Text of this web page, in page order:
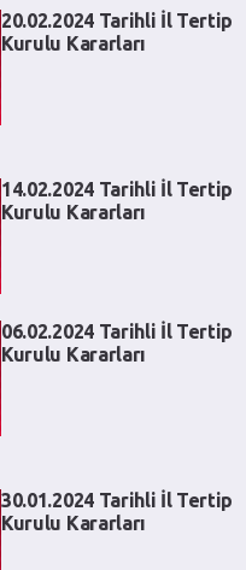
20.02.2024 Tarihli İl Tertip
Kurulu Kararları
14.02.2024 Tarihli İl Tertip
Kurulu Kararları
06.02.2024 Tarihli İl Tertip
Kurulu Kararları
30.01.2024 Tarihli İl Tertip
Kurulu Kararları